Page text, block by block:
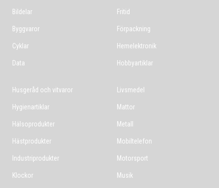
Bildelar
Byggvaror
Cyklar
Data
Fritid
Förpackning
Hemelektronik
Hobbyartiklar
Husgeråd och vitvaror
Hygienartiklar
Hälsoprodukter
Hästprodukter
Industriprodukter
Klockor
Livsmedel
Mattor
Metall
Mobiltelefon
Motorsport
Musik